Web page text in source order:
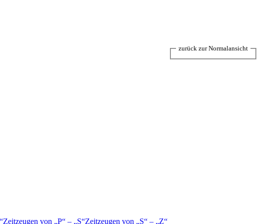
Zeitzeugen von P – S Zeitzeugen von S – Z
zurück zur Normalansicht